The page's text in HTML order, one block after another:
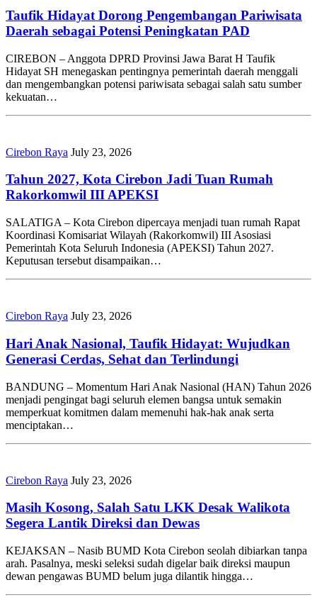
Taufik Hidayat Dorong Pengembangan Pariwisata
Daerah sebagai Potensi Peningkatan PAD
CIREBON – Anggota DPRD Provinsi Jawa Barat H Taufik
Hidayat SH menegaskan pentingnya pemerintah daerah menggali
dan mengembangkan potensi pariwisata sebagai salah satu sumber
kekuatan…
Cirebon Raya July 23, 2026
Tahun 2027, Kota Cirebon Jadi Tuan Rumah
Rakorkomwil III APEKSI
SALATIGA – Kota Cirebon dipercaya menjadi tuan rumah Rapat
Koordinasi Komisariat Wilayah (Rakorkomwil) III Asosiasi
Pemerintah Kota Seluruh Indonesia (APEKSI) Tahun 2027.
Keputusan tersebut disampaikan…
Cirebon Raya July 23, 2026
Hari Anak Nasional, Taufik Hidayat: Wujudkan
Generasi Cerdas, Sehat dan Terlindungi
BANDUNG – Momentum Hari Anak Nasional (HAN) Tahun 2026
menjadi pengingat bagi seluruh elemen bangsa untuk semakin
memperkuat komitmen dalam memenuhi hak-hak anak serta
menciptakan…
Cirebon Raya July 23, 2026
Masih Kosong, Salah Satu LKK Desak Walikota
Segera Lantik Direksi dan Dewas
KEJAKSAN – Nasib BUMD Kota Cirebon seolah dibiarkan tanpa
arah. Pasalnya, meski seleksi sudah digelar baik direksi maupun
dewan pengawas BUMD belum juga dilantik hingga…